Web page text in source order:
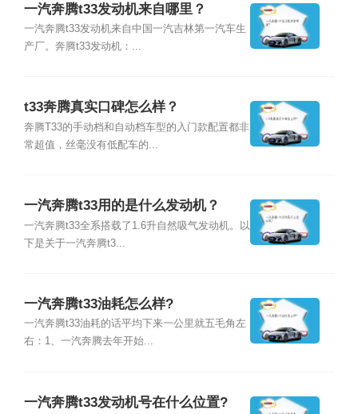
一汽奔腾t33发动机来自哪里？
一汽奔腾t33发动机来自中国一汽吉林第一汽车生
产厂。奔腾t33发动机：...
t33奔腾真实口碑怎么样？
奔腾T33的手动档和自动档车型的入门款配置都非
常超值，丝毫没有低配车的...
一汽奔腾t33用的是什么发动机？
一汽奔腾t33全系搭载了1.6升自然吸气发动机。以
下是关于一汽奔腾t3...
一汽奔腾t33油耗怎么样?
一汽奔腾t33油耗的话平均下来一公里就五毛角左
右：1、一汽奔腾去年开始...
一汽奔腾t33发动机号在什么位置?